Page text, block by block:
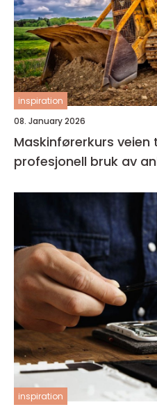
inspiration
08. January 2026
Maskinførerkurs veien til trygg og
profesjonell bruk av
inspiration